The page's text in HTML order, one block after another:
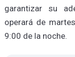
garantizar su
operará de
9:00 de la noche.